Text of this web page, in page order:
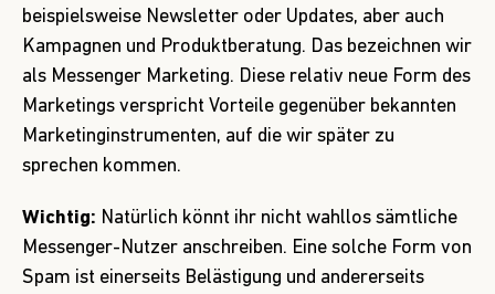
beispielsweise Newsletter oder Updates, aber auch
Kampagnen und Produktberatung. Das bezeichnen wir
als Messenger Marketing. Diese relativ neue Form des
Marketings verspricht Vorteile gegenüber bekannten
Marketinginstrumenten, auf die wir später zu
sprechen kommen.
Wichtig: Natürlich könnt ihr nicht wahllos sämtliche
Messenger-Nutzer anschreiben. Eine solche Form von
Spam ist einerseits Belästigung und andererseits